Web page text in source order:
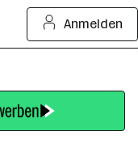
Anmelden